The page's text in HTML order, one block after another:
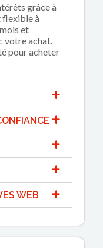
grâce à
flexible à
et
votre achat.
pour acheter
WEB